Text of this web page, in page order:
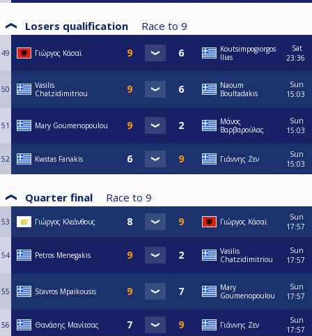
Losers qualification Race to 9
49 Γιώργος Κάσαϊ
Koutsimpogiorgos
Ilias
Sat
23:36
50
Vasilis
Chatzidimitriou
Naoum
Boultadakis
Sun
15:03
51 Mary Goumenopoulou
Μάνος
Βαρβαρούλας
Sun
15:03
52 Kwstas Fanakis Γιάννης Ζεν
Sun
15:03
Quarter final Race to 9
53 Γιώργος Κλεάνθους Γιώργος Κάσαϊ
Sun
17:57
54 Petros Menegakis
Vasilis
Chatzidimitriou
Sun
17:57
55 Stavros Mpaikousis
Mary
Goumenopoulou
Sun
17:57
56 Θανάσης Μανίτσας Γιάννης Ζεν
Sun
17:57